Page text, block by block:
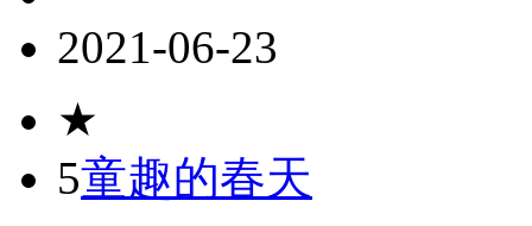
2021-06-23
★
5童趣的春天